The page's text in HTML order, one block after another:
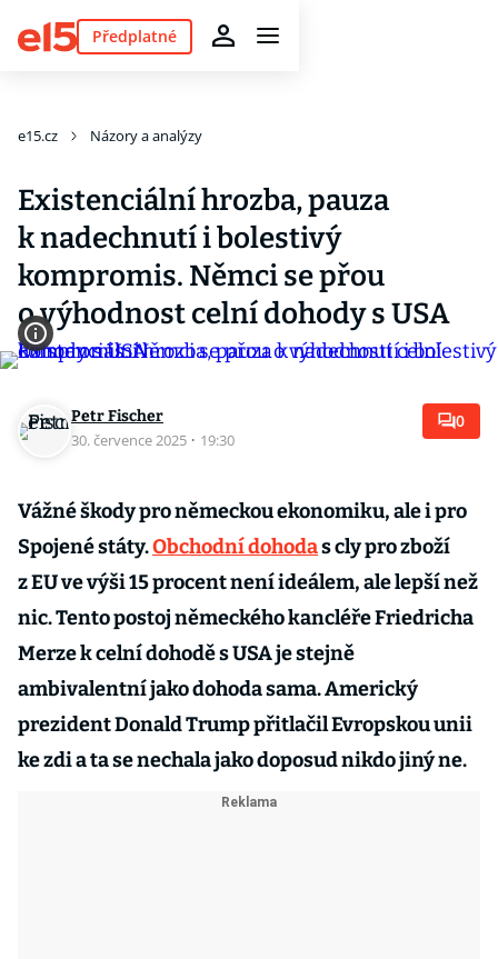
Předplatné
e15.cz Názory a analýzy
Existenciální hrozba, pauza
k nadechnutí i bolestivý
kompromis. Němci se přou
o výhodnost celní dohody s USA
Petr Fischer
30. července 2025 · 19:30
0
Vážné škody pro německou ekonomiku, ale i pro
Spojené státy.Obchodní dohodas cly pro zboží
z EU ve výši 15 procent není ideálem, ale lepší než
nic. Tento postoj německého kancléře Friedricha
Merze k celní dohodě s USA je stejně
ambivalentní jako dohoda sama. Americký
prezident Donald Trump přitlačil Evropskou unii
ke zdi a ta se nechala jako doposud nikdo jiný ne.